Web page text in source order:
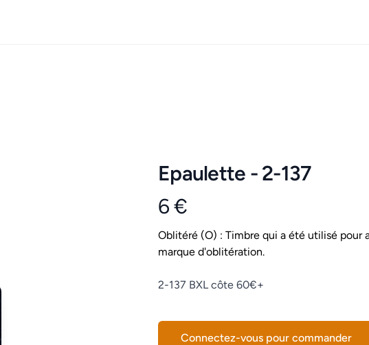
Epaulette - 2-137
Product information
6 €
Conditions
Oblitéré (O) : Timbre qui a été utilisé
marque d'oblitération.
Description
2-137 BXL côte 60€+
Connectez-vous pour commander